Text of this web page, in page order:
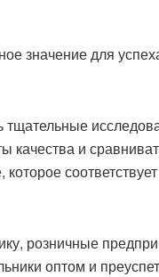
значение для
качества и
розничные
оптом и